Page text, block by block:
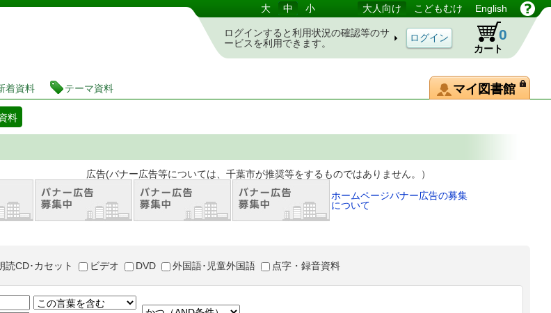
索・予約システム 大 中 小 大人向け こどもむけ English
ログインすると利用状況の確認等のサ
ービスを利用できます。
カート
0
着資料 テーマ資料 マイ図書館
料
広告等については、千葉市が推奨等をするものではありません。）
ホームページバナー広告の募集
について
読CD･カセット ビデオ DVD 外国語･児童外国語 点字・録音資料